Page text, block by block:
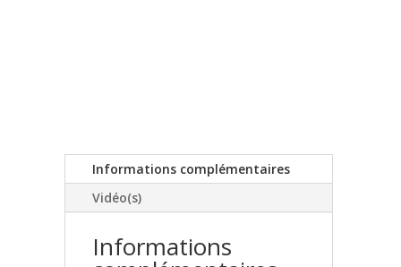
Informations complémentaires
Vidéo(s)
Informations